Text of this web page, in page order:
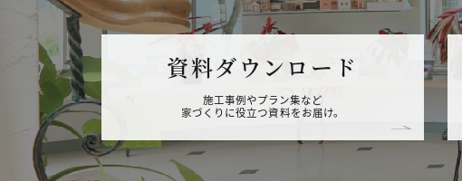
資料ダウンロード
施工事例やプラン集など
家づくりに役立つ資料をお届け。